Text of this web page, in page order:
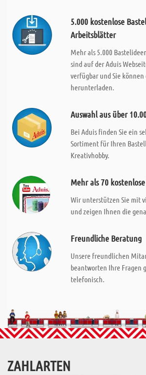
5.000 kostenlose
Arbeitsblätter
Mehr als 5.000
sind auf der Aduis
verfügbar und Sie können
herunterladen.
Auswahl aus über
Bei Aduis finden Sie ein
Sortiment für Ihren
Kreativhobby.
Mehr als 70
Wir unterstützen Sie mit
und zeigen Ihnen die
Freundliche Beratung
Unsere freundlichen
beantworten Ihre Fragen
telefonisch.
ZAHLARTEN